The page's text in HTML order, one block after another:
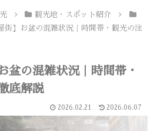
観光地・スポット紹介
街】お盆の混雑状況｜時間帯・観光の注
盆の混雑状況｜時間帯・
底解説
2026.02.21 2026.06.07